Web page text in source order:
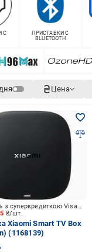
С
ПРИСТАВКИ С
BLUETOOTH
Цена
₴/шт.
До -10% з суперкредиткою Visa Вигода
Xiaomi Smart TV Box
(1168139)